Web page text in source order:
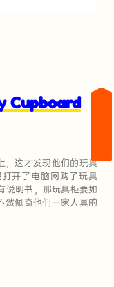
Cupboard
，这才发现他们的玩具
开了电脑网购了玩具
说明书，那玩具柜要如
然佩奇他们一家人真的